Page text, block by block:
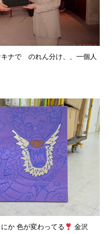
キナで のれん分け、、一個人
か 色が変わってる
金沢